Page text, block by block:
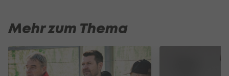
Mehr zum Thema